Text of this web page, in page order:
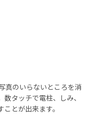
真のいらないところを消
タッチで電柱、しみ、
とが出来ます。